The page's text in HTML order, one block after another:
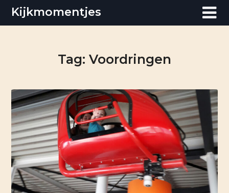
SkipKijkmomentjes
Tag: Voordringen